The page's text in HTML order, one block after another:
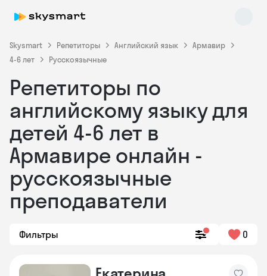
Skysmart Репетиторы Английский язык
Армавир
4-6 лет
Русскоязычные
Репетиторы по
английскому языку для
детей 4-6 лет в
Армавире онлайн -
русскоязычные
преподаватели
Фильтры 0
Skysmart Chat